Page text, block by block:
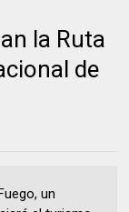
la Ruta
de
un